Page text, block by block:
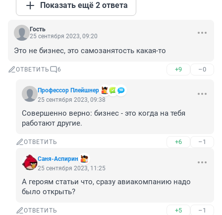
Показать ещё 2 ответа
Гость
25 сентября 2023, 09:20
Это не бизнес, это самозанятость какая-то
ОТВЕТИТЬ 6 +9 –0
Профессор Плейшнер
25 сентября 2023, 09:38
Совершенно верно: бизнес - это когда на тебя
работают другие.
ОТВЕТИТЬ +6 –1
Саня-Аспирин
25 сентября 2023, 11:25
А героям статьи что, сразу авиакомпанию надо
было открыть?
ОТВЕТИТЬ +5 –1